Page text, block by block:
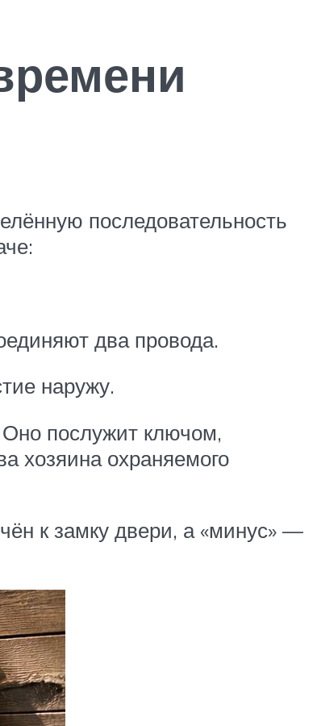
последовательность
два провода.
наружу.
послужит ключом,
хозяина охраняемого
к замку двери, а «минус» —